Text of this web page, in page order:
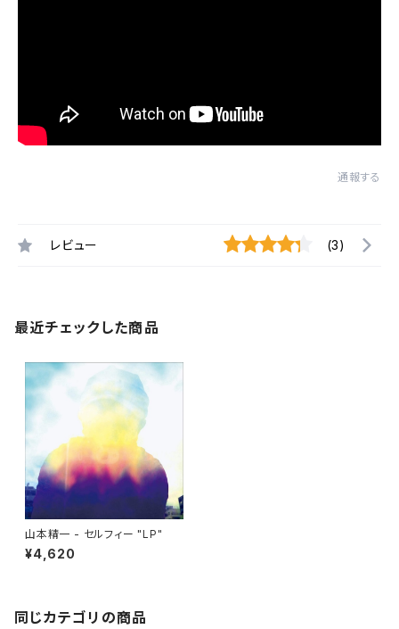
通報する
レビュー (3)
最近チェックした商品
山本精一 - セルフィー "LP"
¥4,620
同じカテゴリの商品